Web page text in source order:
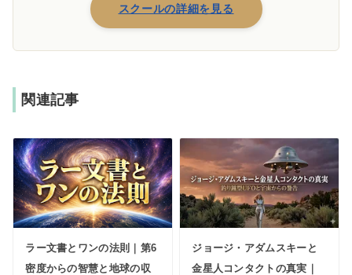
スクールの詳細を見る
関連記事
ラー文書とワンの法則｜第6
密度からの智慧と地球の収
ジョージ・アダムスキーと
金星人コンタクトの真実｜